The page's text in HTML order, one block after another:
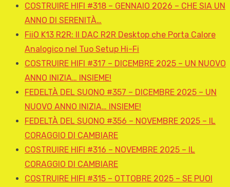
COSTRUIRE HIFI #318 – GENNAIO 2026 – CHE SIA UN
ANNO DI SERENITÀ…
FiiO K13 R2R: Il DAC R2R Desktop che Porta Calore
Analogico nel Tuo Setup Hi-Fi
COSTRUIRE HIFI #317 – DICEMBRE 2025 – UN NUOVO
ANNO INIZIA… INSIEME!
FEDELTÀ DEL SUONO #357 – DICEMBRE 2025 – UN
NUOVO ANNO INIZIA… INSIEME!
FEDELTÀ DEL SUONO #356 – NOVEMBRE 2025 – IL
CORAGGIO DI CAMBIARE
COSTRUIRE HIFI #316 – NOVEMBRE 2025 – IL
CORAGGIO DI CAMBIARE
COSTRUIRE HIFI #315 – OTTOBRE 2025 – SE PUOI